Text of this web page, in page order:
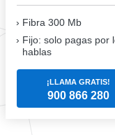
Fibra 300 Mb
Fijo: solo pagas por
hablas
¡LLAMA GRATIS!
900 866 280